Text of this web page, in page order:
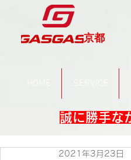
京都
誠に勝手な
2021年3月23日